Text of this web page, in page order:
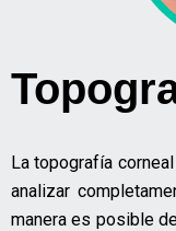
La topografía
analizar
manera es posible